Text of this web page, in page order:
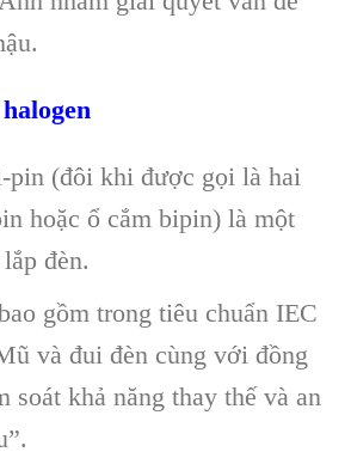
pin (đôi khi được gọi là hai
hoặc ổ cắm bipin) là một
đèn.
gồm trong tiêu chuẩn IEC
và đui đèn cùng với đồng
soát khả năng thay thế và an